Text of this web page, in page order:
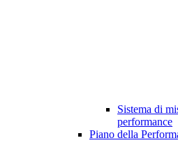
Sistema di
performance
Piano della